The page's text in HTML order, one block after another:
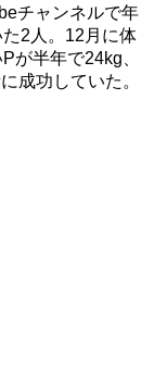
チャンネルで年
2人。12月に体
が半年で24kg、
成功していた。